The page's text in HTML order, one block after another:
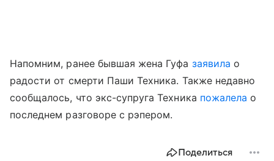
Напомним, ранее бывшая жена Гуфа заявила о
радости от смерти Паши Техника. Также недавно
сообщалось, что экс-супруга Техника пожалела о
последнем разговоре с рэпером.
Поделиться